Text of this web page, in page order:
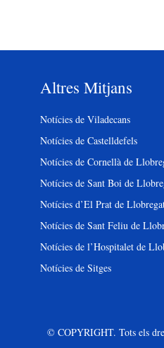
Altres Mitjans
Notícies de Viladecans
Notícies de Castelldefels
Notícies de Cornellà de
Notícies de Sant Boi de
Notícies d’El Prat de
Notícies de Sant Feliu de
Notícies de l’Hospitalet de
Notícies de Sitges
© COPYRIGHT. Tots els